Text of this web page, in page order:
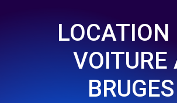
LOCATION
VOITURE
BRUGES